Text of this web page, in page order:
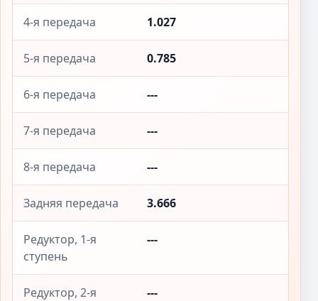
4-я передача 1.027
5-я передача 0.785
6-я передача ---
7-я передача ---
8-я передача ---
Задняя передача 3.666
Редуктор, 1-я
ступень
---
Редуктор, 2-я
---